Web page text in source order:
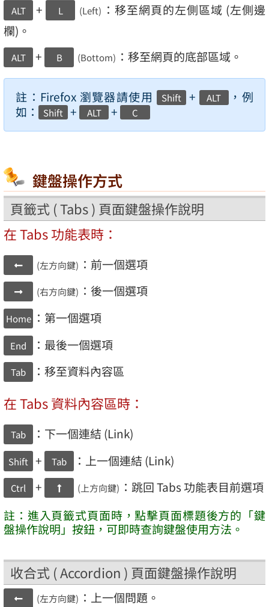
ALT + L (Left) ：移至網頁的左側區域 (左側邊
欄)。
ALT + B (Bottom) ：移至網頁的底部區域。
註：Firefox 瀏覽器請使用 Shift + ALT ，例
如： Shift + ALT + C
鍵盤操作方式
頁籤式 ( Tabs ) 頁面鍵盤操作說明
在 Tabs 功能表時：
(左方向鍵) ：前一個選項
(右方向鍵) ：後一個選項
Home ：第一個選項
End ：最後一個選項
Tab ：移至資料內容區
在 Tabs 資料內容區時：
Tab ：下一個連結 (Link)
Shift + Tab ：上一個連結 (Link)
Ctrl + (上方向鍵) ：跳回 Tabs 功能表目前選項
註：進入頁籤式頁面時，點擊頁面標題後方的「鍵
盤操作說明」按鈕，可即時查詢鍵盤使用方法。
收合式 ( Accordion ) 頁面鍵盤操作說明
(左方向鍵) ：上一個問題。